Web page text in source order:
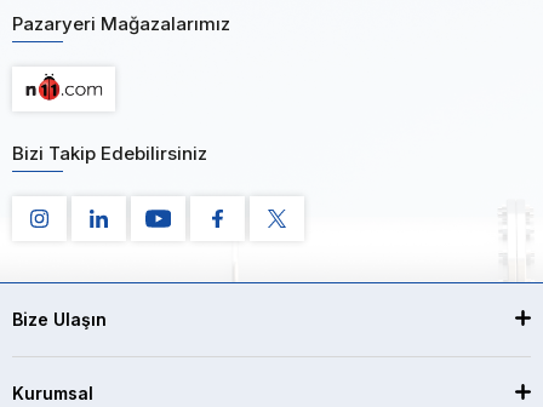
Pazaryeri Mağazalarımız
Bizi Takip Edebilirsiniz
Bize Ulaşın
Kurumsal